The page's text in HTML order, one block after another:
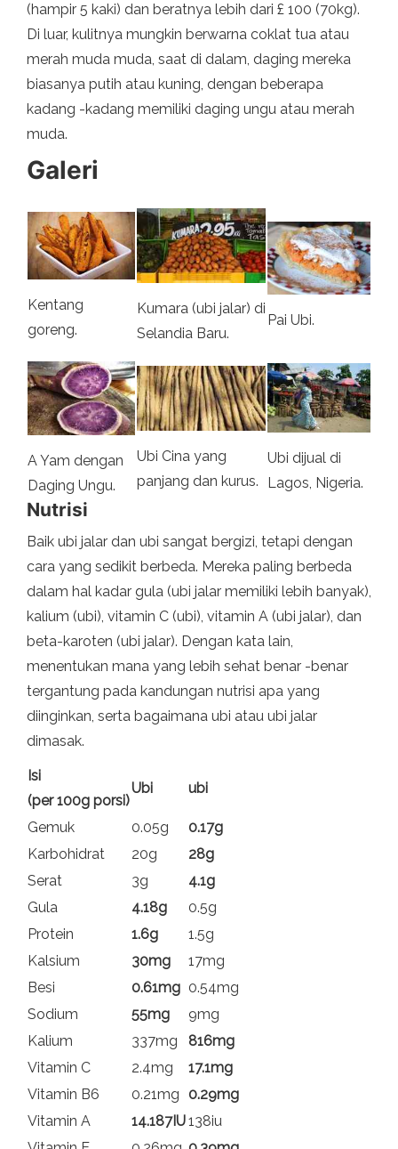
(hampir 5 kaki) dan beratnya lebih dari £ 100 (70kg).
Di luar, kulitnya mungkin berwarna coklat tua atau
merah muda muda, saat di dalam, daging mereka
biasanya putih atau kuning, dengan beberapa
kadang -kadang memiliki daging ungu atau merah
muda.
Galeri
Kentang
goreng.
Kumara (ubi jalar) di
Selandia Baru.
Pai Ubi.
A Yam dengan
Daging Ungu.
Ubi Cina yang
panjang dan kurus.
Ubi dijual di
Lagos, Nigeria.
Nutrisi
Baik ubi jalar dan ubi sangat bergizi, tetapi dengan
cara yang sedikit berbeda. Mereka paling berbeda
dalam hal kadar gula (ubi jalar memiliki lebih banyak),
kalium (ubi), vitamin C (ubi), vitamin A (ubi jalar), dan
beta-karoten (ubi jalar). Dengan kata lain,
menentukan mana yang lebih sehat benar -benar
tergantung pada kandungan nutrisi apa yang
diinginkan, serta bagaimana ubi atau ubi jalar
dimasak.
Isi
(per 100g porsi)
Ubi ubi
Gemuk 0.05g
0.17g
Karbohidrat
20g
28g
Serat
3g
4.1g
Gula
4.18g
0.5g
Protein
1.6g
1.5g
Kalsium
30mg
17mg
Besi
0.61mg 0.54mg
Sodium
55mg
9mg
Kalium
337mg
816mg
Vitamin C
2.4mg
17.1mg
Vitamin B6
0.21mg
0.29mg
Vitamin A
14.187IU138iu